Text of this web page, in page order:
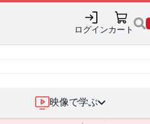
ログインカート
映像で学ぶ